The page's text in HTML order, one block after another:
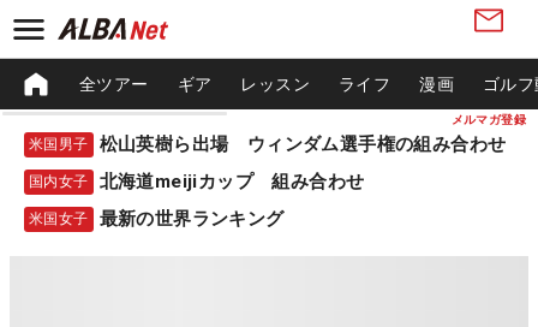
メルマガ登録
全ツアー ギア レッスン ライフ 漫画 ゴル
米国男子 松山英樹ら出場 ウィンダム選手権の組み合わせ
国内女子 北海道meijiカップ 組み合わせ
米国女子 最新の世界ランキング